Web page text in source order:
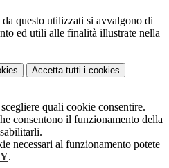
questo utilizzati si avvalgono di
ed utili alle finalità illustrate nella
Accetta tutti i cookies
quali cookie consentire.
consentono il funzionamento della
necessari al funzionamento potete
.